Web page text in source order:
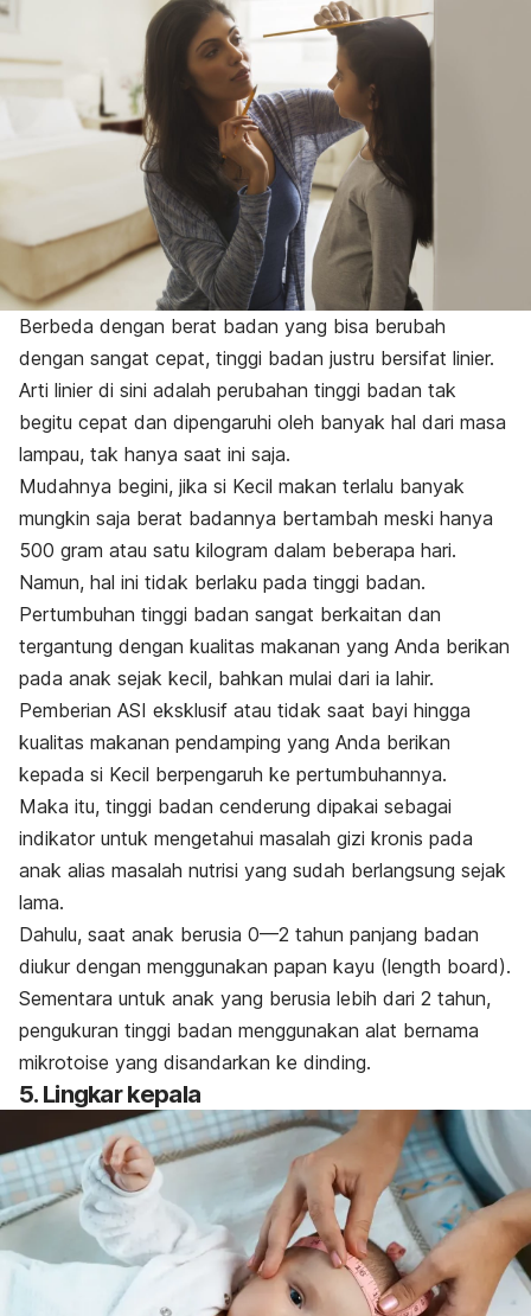
Berbeda dengan berat badan yang bisa berubah
dengan sangat cepat, tinggi badan justru bersifat linier.
Arti linier di sini adalah perubahan tinggi badan tak
begitu cepat dan dipengaruhi oleh banyak hal dari masa
lampau, tak hanya saat ini saja.
Mudahnya begini, jika si Kecil makan terlalu banyak
mungkin saja berat badannya bertambah meski hanya
500 gram atau satu kilogram dalam beberapa hari.
Namun, hal ini tidak berlaku pada tinggi badan.
Pertumbuhan tinggi badan sangat berkaitan dan
tergantung dengan kualitas makanan yang Anda berikan
pada anak sejak kecil, bahkan mulai dari ia lahir.
Pemberian ASI eksklusif atau tidak saat bayi hingga
kualitas makanan pendamping yang Anda berikan
kepada si Kecil berpengaruh ke pertumbuhannya.
Maka itu, tinggi badan cenderung dipakai sebagai
indikator untuk mengetahui masalah gizi kronis pada
anak alias masalah nutrisi yang sudah berlangsung sejak
lama.
Dahulu, saat anak berusia 0—2 tahun panjang badan
diukur dengan menggunakan papan kayu (length board).
Sementara untuk anak yang berusia lebih dari 2 tahun,
pengukuran tinggi badan menggunakan alat bernama
mikrotoise yang disandarkan ke dinding.
5. Lingkar kepala